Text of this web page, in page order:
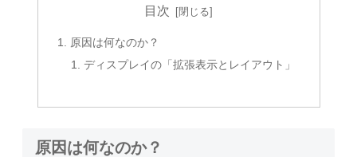
目次
原因は何なのか？
ディスプレイの「拡張表示とレイアウト」
原因は何なのか？